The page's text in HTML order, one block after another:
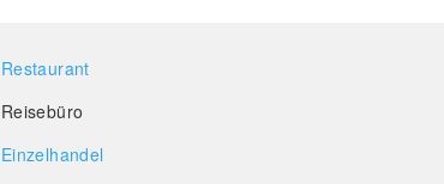
Restaurant
Reisebüro
Einzelhandel